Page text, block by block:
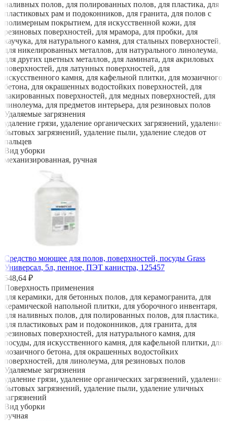
наливных полов, для полированных полов, для пластика, для
пластиковых рам и подоконников, для гранита, для полов с
полимерным покрытием, для искусственной кожи, для
резиновых поверхностей, для мрамора, для пробки, для
каучука, для натурального камня, для стальных поверхностей,
для никелированных металлов, для натурального линолеума,
для других цветных металлов, для ламината, для акриловых
поверхностей, для латунных поверхностей, для
искусственного камня, для кафельной плитки, для мозаичного
бетона, для окрашенных водостойких поверхностей, для
лакированных поверхностей, для медных поверхностей, для
линолеума, для предметов интерьера, для резиновых полов
Удаляемые загрязнения
удаление грязи, удаление органических загрязнений, удаление
бытовых загрязнений, удаление пыли, удаление следов от
пальцев
Вид уборки
механизированная, ручная
Средство моющее для полов, поверхностей, посуды Grass
Универсал, 5л, пенное, ПЭТ канистра, 125457
548,64 ₽
Поверхность применения
для керамики, для бетонных полов, для керамогранита, для
керамической напольной плитки, для уборочного инвентаря,
для наливных полов, для полированных полов, для пластика,
для пластиковых рам и подоконников, для гранита, для
резиновых поверхностей, для натурального камня, для
посуды, для искусственного камня, для кафельной плитки, для
мозаичного бетона, для окрашенных водостойких
поверхностей, для линолеума, для резиновых полов
Удаляемые загрязнения
удаление грязи, удаление органических загрязнений, удаление
бытовых загрязнений, удаление пыли, удаление уличных
загрязнений
Вид уборки
ручная